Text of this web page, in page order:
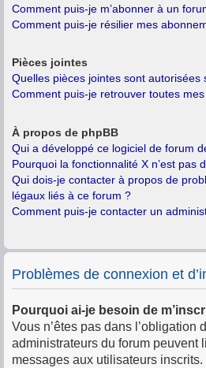
Comment puis-je m’abonner à un
Comment puis-je résilier mes
Pièces jointes
Quelles pièces jointes sont autorisées
Comment puis-je retrouver toutes
À propos de phpBB
Qui a développé ce logiciel de forum
Pourquoi la fonctionnalité X n’est pas
Qui dois-je contacter à propos de
légaux liés à ce forum ?
Comment puis-je contacter un
Problèmes de connexion et
Pourquoi ai-je besoin de
Vous n’êtes pas dans l’obligation
administrateurs du forum peuvent
messages aux utilisateurs